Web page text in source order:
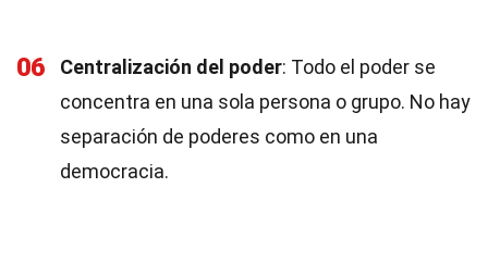
06 Centralización del poder: Todo el poder se
concentra en una sola persona o grupo. No hay
separación de poderes como en una
democracia.